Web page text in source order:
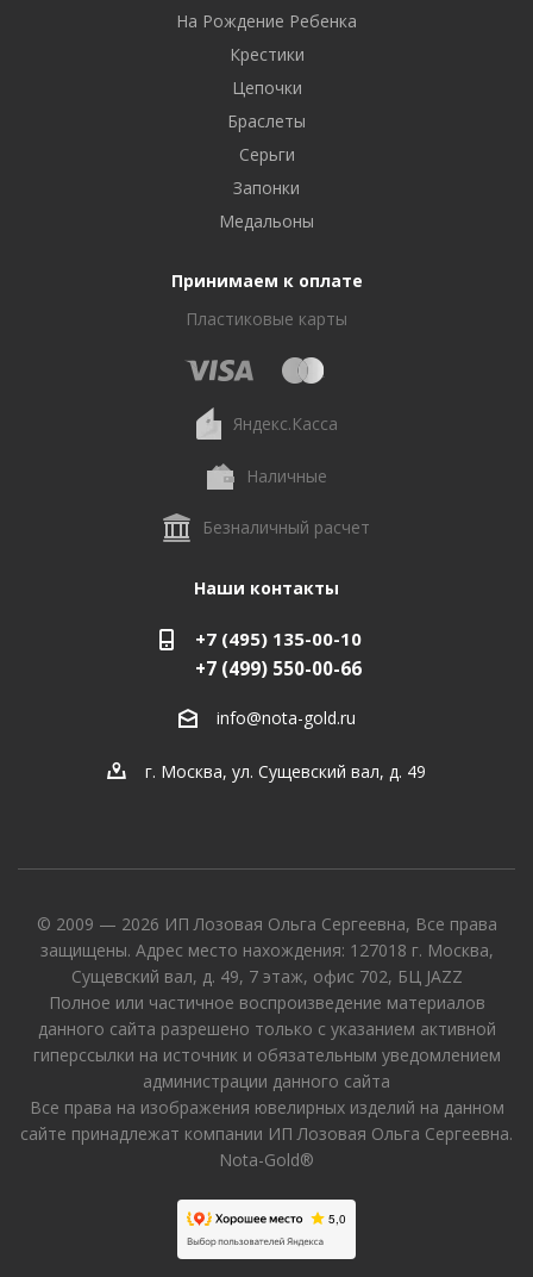
На Рождение Ребенка
Крестики
Цепочки
Браслеты
Серьги
Запонки
Медальоны
Принимаем к оплате
Пластиковые карты
Яндекс.Касса
Наличные
Безналичный расчет
Наши контакты
+7 (495) 135-00-10
+7 (499) 550-00-66
info@nota-gold.ru
г. Москва, ул. Сущевский вал, д. 49
© 2009 — 2026 ИП Лозовая Ольга Сергеевна, Все права
защищены. Адрес место нахождения: 127018 г. Москва,
Сущевский вал, д. 49, 7 этаж, офис 702, БЦ JAZZ
Полное или частичное воспроизведение материалов
данного сайта разрешено только с указанием активной
гиперссылки на источник и обязательным уведомлением
администрации данного сайта
Все права на изображения ювелирных изделий на данном
сайте принадлежат компании ИП Лозовая Ольга Сергеевна.
Nota-Gold®